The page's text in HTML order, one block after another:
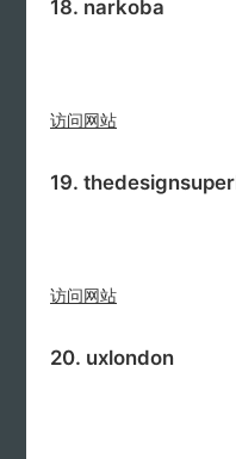
18. narkoba
访问网站
19.
访问网站
20. uxlondon